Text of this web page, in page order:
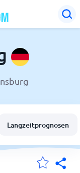
Langzeitprognosen